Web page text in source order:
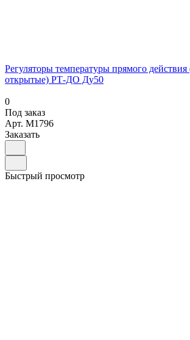
Регуляторы температуры прямого
открытые) РТ-ДО Ду50
0
Под заказ
Арт. M1796
Заказать
Быстрый просмотр